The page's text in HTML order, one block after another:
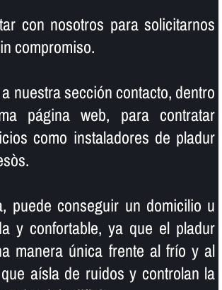
con nosotros para solicitarnos
compromiso.
nuestra sección contacto, dentro
página web, para contratar
como instaladores de pladur
puede conseguir un domicilio u
y confortable, ya que el pladur
manera única frente al frí­o y al
aí­sla de ruidos y controlan la